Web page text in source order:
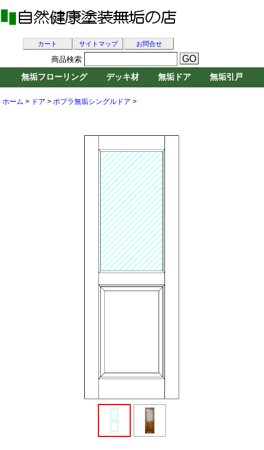
ホーム > ドア > ポプラ無垢シングルドア >
カート サイトマップ お問合せ
商品検索
無垢フローリング デッキ材 無垢ドア 無垢引戸